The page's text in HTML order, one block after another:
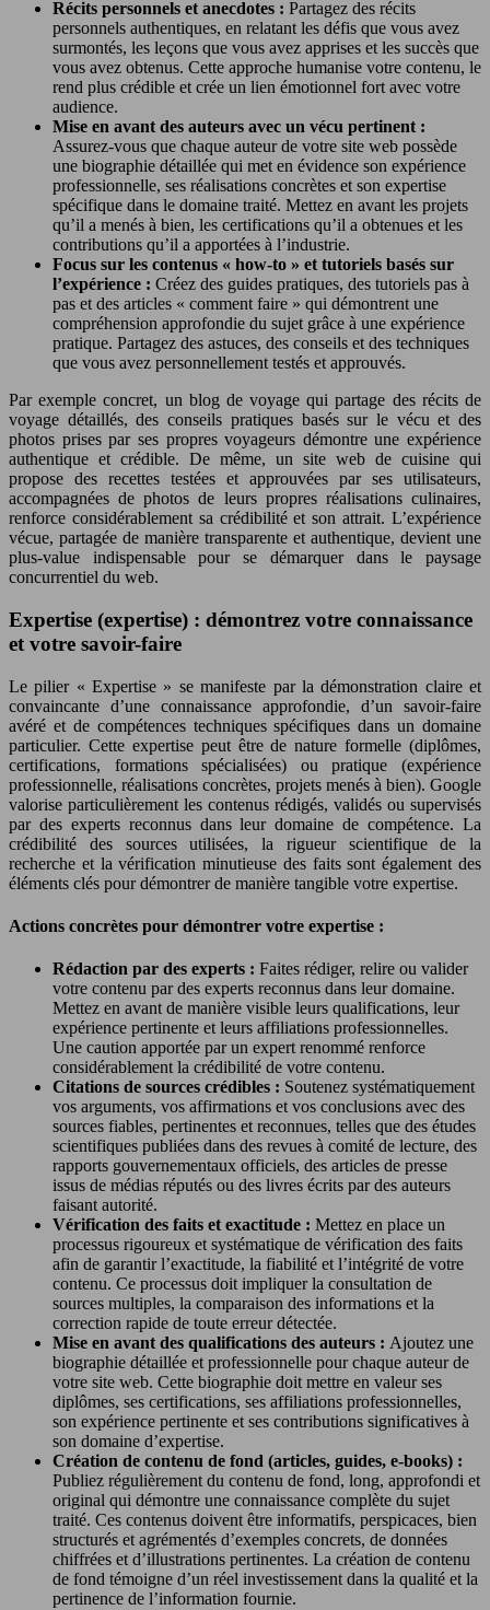
Récits personnels et anecdotes : Partagez des récits
personnels authentiques, en relatant les défis que vous avez
surmontés, les leçons que vous avez apprises et les succès que
vous avez obtenus. Cette approche humanise votre contenu, le
rend plus crédible et crée un lien émotionnel fort avec votre
audience.
Mise en avant des auteurs avec un vécu pertinent :
Assurez-vous que chaque auteur de votre site web possède
une biographie détaillée qui met en évidence son expérience
professionnelle, ses réalisations concrètes et son expertise
spécifique dans le domaine traité. Mettez en avant les projets
qu’il a menés à bien, les certifications qu’il a obtenues et les
contributions qu’il a apportées à l’industrie.
Focus sur les contenus « how-to » et tutoriels basés sur
l’expérience : Créez des guides pratiques, des tutoriels pas à
pas et des articles « comment faire » qui démontrent une
compréhension approfondie du sujet grâce à une expérience
pratique. Partagez des astuces, des conseils et des techniques
que vous avez personnellement testés et approuvés.
Par exemple concret, un blog de voyage qui partage des récits de
voyage détaillés, des conseils pratiques basés sur le vécu et des
photos prises par ses propres voyageurs démontre une expérience
authentique et crédible. De même, un site web de cuisine qui
propose des recettes testées et approuvées par ses utilisateurs,
accompagnées de photos de leurs propres réalisations culinaires,
renforce considérablement sa crédibilité et son attrait. L’expérience
vécue, partagée de manière transparente et authentique, devient une
plus-value indispensable pour se démarquer dans le paysage
concurrentiel du web.
Expertise (expertise) : démontrez votre connaissance
et votre savoir-faire
Le pilier « Expertise » se manifeste par la démonstration claire et
convaincante d’une connaissance approfondie, d’un savoir-faire
avéré et de compétences techniques spécifiques dans un domaine
particulier. Cette expertise peut être de nature formelle (diplômes,
certifications, formations spécialisées) ou pratique (expérience
professionnelle, réalisations concrètes, projets menés à bien). Google
valorise particulièrement les contenus rédigés, validés ou supervisés
par des experts reconnus dans leur domaine de compétence. La
crédibilité des sources utilisées, la rigueur scientifique de la
recherche et la vérification minutieuse des faits sont également des
éléments clés pour démontrer de manière tangible votre expertise.
Actions concrètes pour démontrer votre expertise :
Rédaction par des experts : Faites rédiger, relire ou valider
votre contenu par des experts reconnus dans leur domaine.
Mettez en avant de manière visible leurs qualifications, leur
expérience pertinente et leurs affiliations professionnelles.
Une caution apportée par un expert renommé renforce
considérablement la crédibilité de votre contenu.
Citations de sources crédibles : Soutenez systématiquement
vos arguments, vos affirmations et vos conclusions avec des
sources fiables, pertinentes et reconnues, telles que des études
scientifiques publiées dans des revues à comité de lecture, des
rapports gouvernementaux officiels, des articles de presse
issus de médias réputés ou des livres écrits par des auteurs
faisant autorité.
Vérification des faits et exactitude : Mettez en place un
processus rigoureux et systématique de vérification des faits
afin de garantir l’exactitude, la fiabilité et l’intégrité de votre
contenu. Ce processus doit impliquer la consultation de
sources multiples, la comparaison des informations et la
correction rapide de toute erreur détectée.
Mise en avant des qualifications des auteurs : Ajoutez une
biographie détaillée et professionnelle pour chaque auteur de
votre site web. Cette biographie doit mettre en valeur ses
diplômes, ses certifications, ses affiliations professionnelles,
son expérience pertinente et ses contributions significatives à
son domaine d’expertise.
Création de contenu de fond (articles, guides, e-books) :
Publiez régulièrement du contenu de fond, long, approfondi et
original qui démontre une connaissance complète du sujet
traité. Ces contenus doivent être informatifs, perspicaces, bien
structurés et agrémentés d’exemples concrets, de données
chiffrées et d’illustrations pertinentes. La création de contenu
de fond témoigne d’un réel investissement dans la qualité et la
pertinence de l’information fournie.